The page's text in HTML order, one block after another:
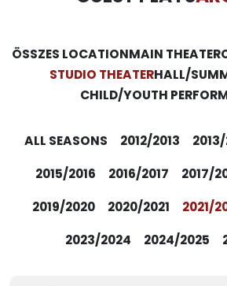
ÖSSZES LOCATIONMAIN THEATER
STUDIO THEATERHALL/
CHILD/YOUTH
ALL SEASONS 2012/2013
2015/2016
2016/2017 2017/
2019/2020
2020/2021 2021/
2023/2024
2024/2025